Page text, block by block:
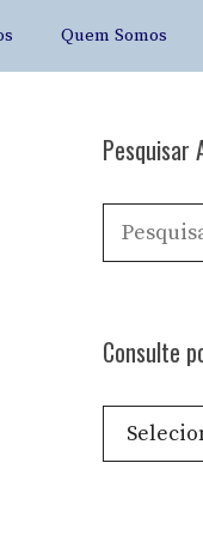
Quem Somos
Pesquisar
Pesquisar
por:
Consulte
Consulte